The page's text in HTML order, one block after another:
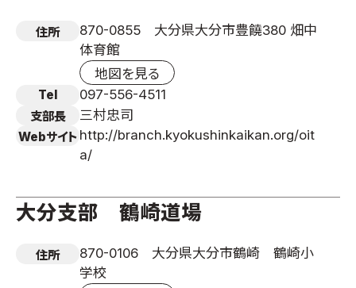
住所
870-0855 大分県大分市豊饒380 畑中
体育館
地図を見る
Tel 097-556-4511
支部長 三村忠司
Webサイト http://branch.kyokushinkaikan.org/oit
a/
大分支部 鶴崎道場
住所
870-0106 大分県大分市鶴崎 鶴崎小
学校